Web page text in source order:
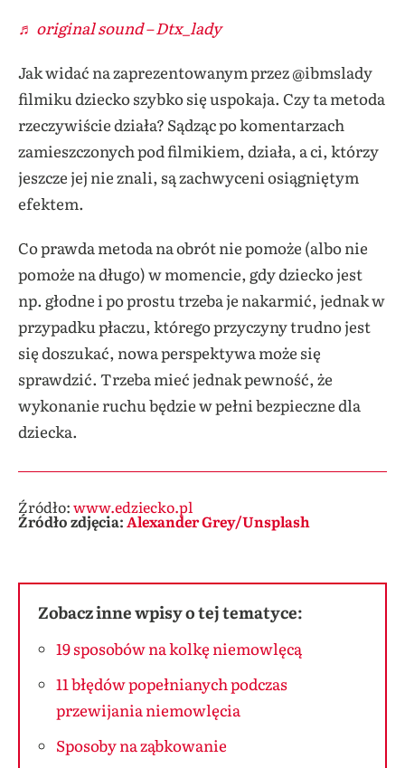
♬ original sound – Dtx_lady
Jak widać na zaprezentowanym przez @ibmslady
filmiku dziecko szybko się uspokaja. Czy ta metoda
rzeczywiście działa? Sądząc po komentarzach
zamieszczonych pod filmikiem, działa, a ci, którzy
jeszcze jej nie znali, są zachwyceni osiągniętym
efektem.
Co prawda metoda na obrót nie pomoże (albo nie
pomoże na długo) w momencie, gdy dziecko jest
np. głodne i po prostu trzeba je nakarmić, jednak w
przypadku płaczu, którego przyczyny trudno jest
się doszukać, nowa perspektywa może się
sprawdzić. Trzeba mieć jednak pewność, że
wykonanie ruchu będzie w pełni bezpieczne dla
dziecka.
Źródło:www.edziecko.pl
Źródło zdjęcia:Alexander Grey/Unsplash
Zobacz inne wpisy o tej tematyce:
19 sposobów na kolkę niemowlęcą
11 błędów popełnianych podczas
przewijania niemowlęcia
Sposoby na ząbkowanie